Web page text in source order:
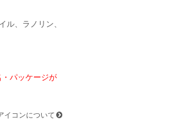
ル、ラノリン、
・パッケージが
イコンについて